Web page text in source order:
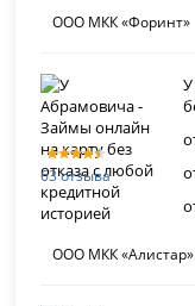
ООО МКК «Форинт»
63 отзыва
ООО МКК «Алистар»